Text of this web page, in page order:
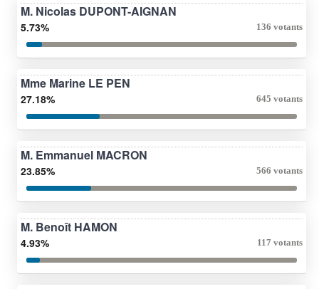
M. Nicolas DUPONT-AIGNAN
5.73% 136 votants
Mme Marine LE PEN
27.18% 645 votants
M. Emmanuel MACRON
23.85% 566 votants
M. Benoît HAMON
4.93% 117 votants